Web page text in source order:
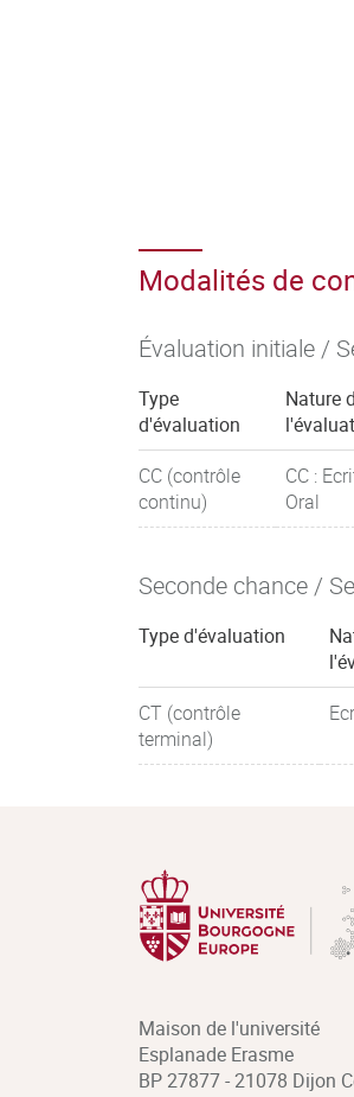
Modalités de
Évaluation initiale /
Type
d'évaluation
Nature
CC (contrôle
continu)
CC :
Oral
Seconde chance /
Type d'évaluation
CT (contrôle
terminal)
Maison de l'université
Esplanade Erasme
BP 27877 - 21078 Dijon